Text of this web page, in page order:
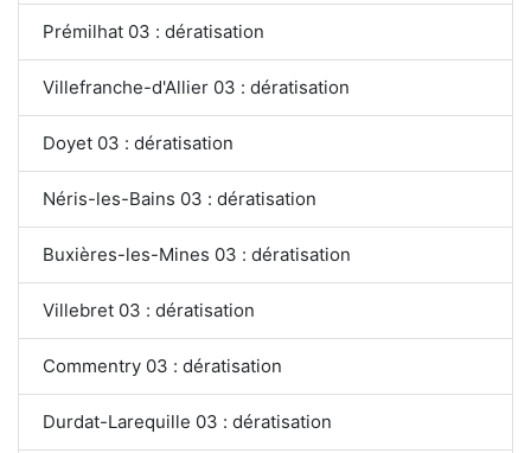
Prémilhat 03 : dératisation
Villefranche-d'Allier 03 : dératisation
Doyet 03 : dératisation
Néris-les-Bains 03 : dératisation
Buxières-les-Mines 03 : dératisation
Villebret 03 : dératisation
Commentry 03 : dératisation
Durdat-Larequille 03 : dératisation